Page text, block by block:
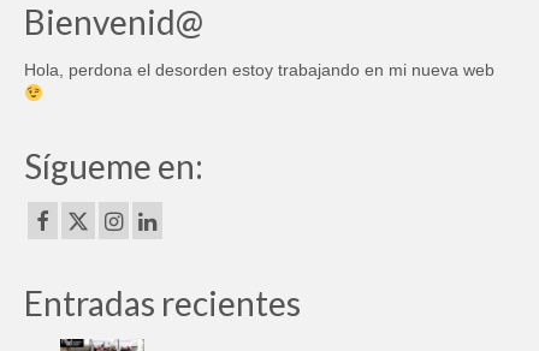
Bienvenid@
Hola, perdona el desorden estoy trabajando en mi nueva web
Sígueme en:
Entradas recientes